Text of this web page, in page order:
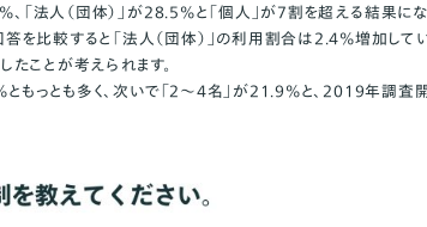
「法人（団体）」が28.5%と「個人」が7割を超える結果にな
比較すると「法人（団体）」の利用割合は2.4%増加して
たことが考えられます。
ともっとも多く、次いで「2〜4名」が21.9%と、2019年調